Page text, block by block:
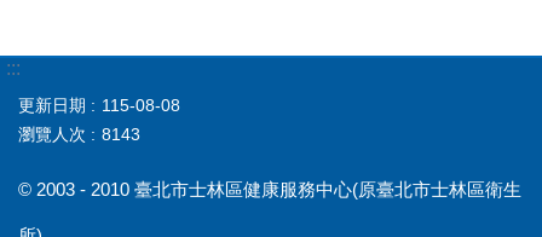
:::
更新日期
115-08-08
瀏覽人次
8143
© 2003 - 2010 臺北市士林區健康服務中心(原臺北市士林區衛生